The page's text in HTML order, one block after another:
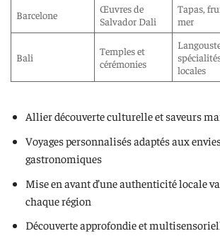
Barcelone
Œuvres de
Salvador Dali
Tapas,
mer
Bali
Temples et
cérémonies
locales
Allier découverte culturelle et saveurs
Voyages personnalisés adaptés aux
gastronomiques
Mise en avant d’une authenticité locale
chaque région
Découverte approfondie et